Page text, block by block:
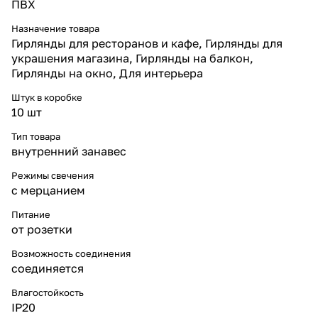
часов, работа без перегрева.
* Энергоэффективность —
высокая яркость при низком
энергопотреблении.
* Питание напрямую от сети
Для чего используют гирлянду-
занавес
оформление окон, стен,
дверных проёмов и арок.
ледяного сияния в жилых и
коммерческих помещениях.
эффектное оформление
витрин, кафе и ресторанов.
белая мерцающая завеса для
праздничных фотосессий и
* Использование в тёплых и
отапливаемых помещениях.
ПВХ
Назначение товара
Гирлянды для ресторанов и кафе, Гирлянды для
украшения магазина, Гирлянды на балкон,
Гирлянды на окно, Для интерьера
Штук в коробке
10 шт
Тип товара
внутренний занавес
Режимы свечения
с мерцанием
Питание
от розетки
Возможность соединения
соединяется
Влагостойкость
IP20